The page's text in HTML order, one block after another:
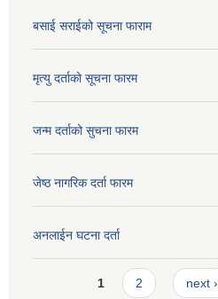
बसाई सराईको सूचना फाराम
मृत्यु दर्ताको सूचना फारम
जन्म दर्ताको सुचना फारम
जेष्ठ नागरिक दर्ता फारम
अनलाईन घटना दर्ता
Pages1 2 next ›